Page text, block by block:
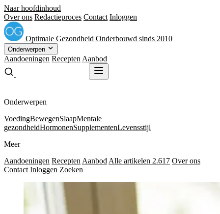
Naar hoofdinhoud
Over ons Redactieproces Contact Inloggen
Optimale Gezondheid Onderbouwd sinds 2010
Onderwerpen
Aandoeningen Recepten Aanbod
Onderwerpen
VoedingBewegenSlaapMentale
gezondheidHormonenSupplementenLevensstijl
Meer
Aandoeningen Recepten Aanbod Alle artikelen 2.617 Over ons
Contact Inloggen Zoeken